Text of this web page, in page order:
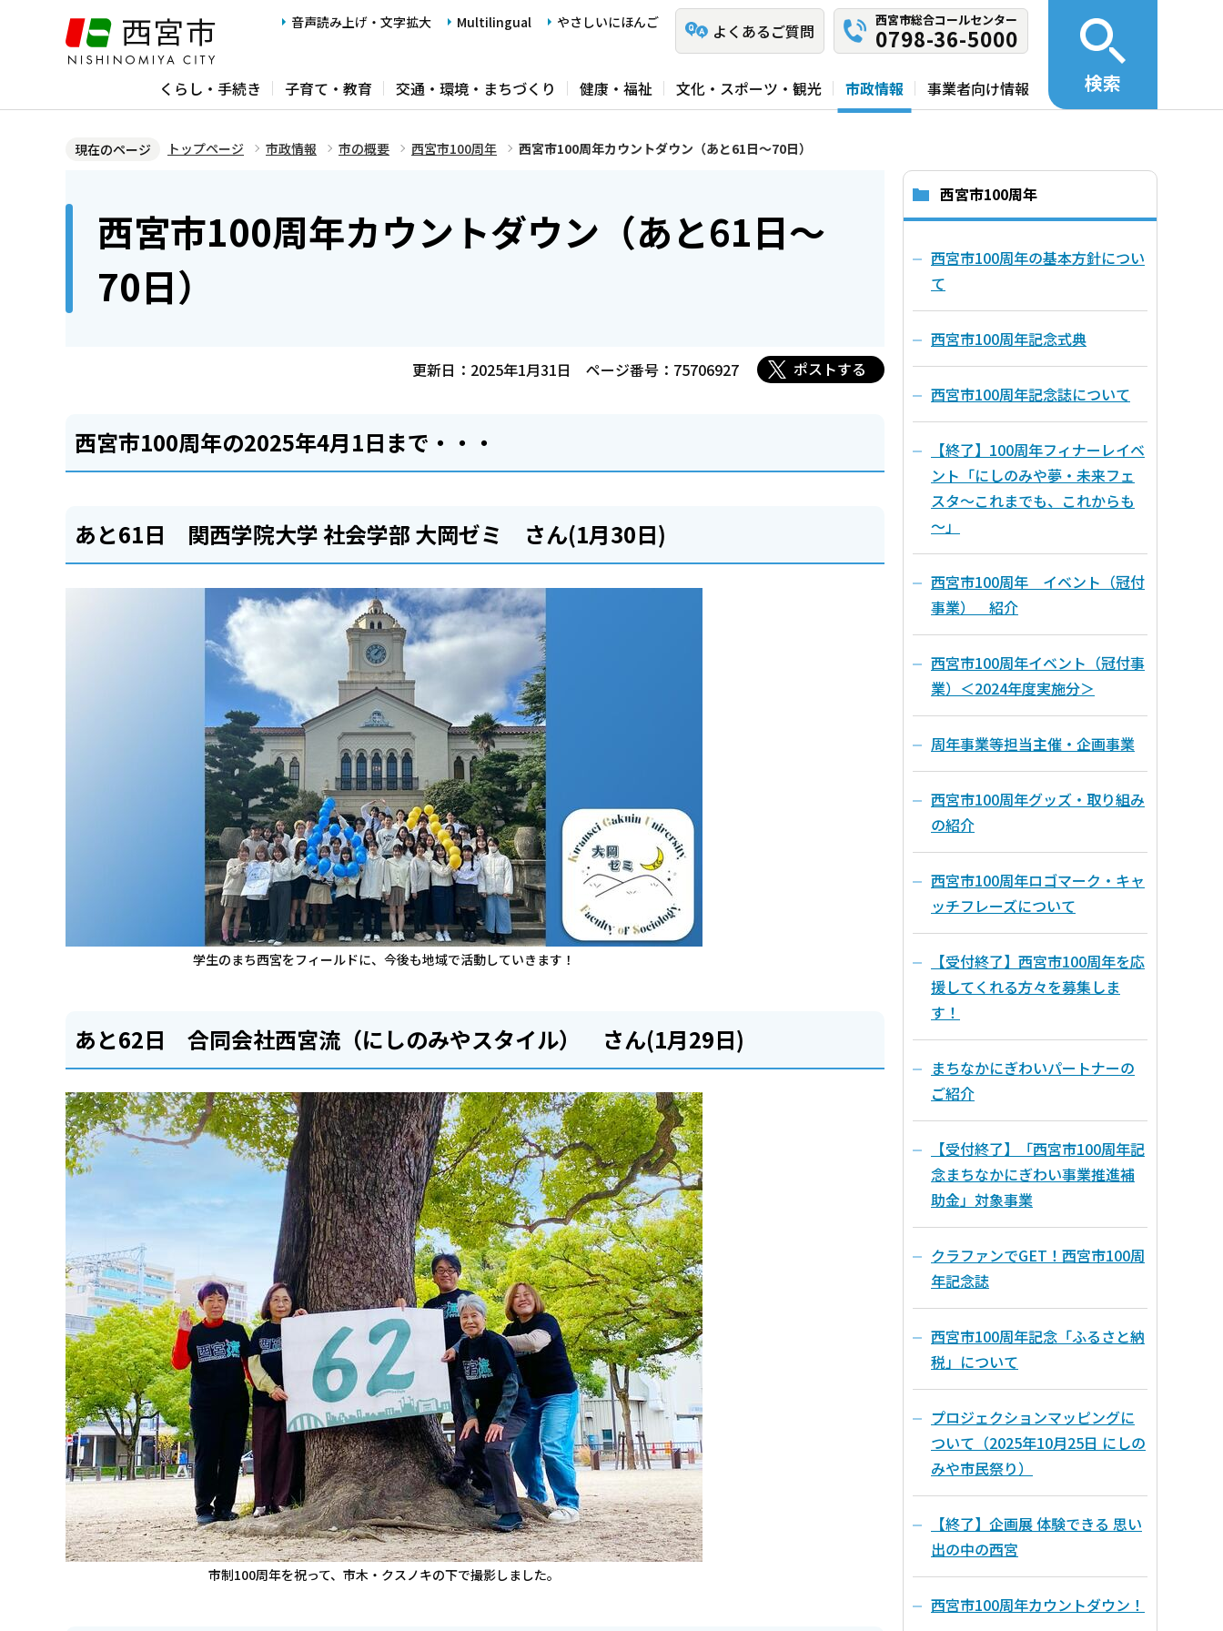
ジ
音声読み上げ・文字拡大 Multilingual やさしいにほんご よくあるご質問
西宮市総合コールセンター
0798-36-5000
くらし・手続き 子育て・教育 交通・環境・まちづくり 健康・福祉 文化・スポーツ・観光 市政情報 事業者向け情報 検索
現在のページ トップページ 市政情報 市の概要 西宮市100周年 西宮市100周年カウントダウン（あと61日～70日）
西宮市100周年カウントダウン（あと61日～
70日）
更新日：2025年1月31日 ページ番号：75706927 ポストする
西宮市100周年の2025年4月1日まで・・・
あと61日 関西学院大学 社会学部 大岡ゼミ さん(1月30日)
学生のまち西宮をフィールドに、今後も地域で活動していきます！
あと62日 合同会社西宮流（にしのみやスタイル） さん(1月29日)
市制100周年を祝って、市木・クスノキの下で撮影しました。
西宮市100周年
西宮市100周年の基本方針につい
て
西宮市100周年記念式典
西宮市100周年記念誌について
【終了】100周年フィナーレイベ
ント「にしのみや夢・未来フェ
スタ～これまでも、これからも
～」
西宮市100周年 イベント（冠付
事業） 紹介
西宮市100周年イベント（冠付事
業）＜2024年度実施分＞
周年事業等担当主催・企画事業
西宮市100周年グッズ・取り組み
の紹介
西宮市100周年ロゴマーク・キャ
ッチフレーズについて
【受付終了】西宮市100周年を応
援してくれる方々を募集しま
す！
まちなかにぎわいパートナーの
ご紹介
【受付終了】「西宮市100周年記
念まちなかにぎわい事業推進補
助金」対象事業
クラファンでGET！西宮市100周
年記念誌
西宮市100周年記念「ふるさと納
税」について
プロジェクションマッピングに
ついて（2025年10月25日 にしの
みや市民祭り）
【終了】企画展 体験できる 思い
出の中の西宮
西宮市100周年カウントダウン！